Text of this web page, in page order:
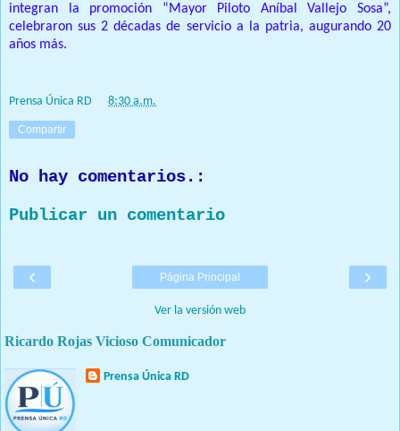
integran la promoción “Mayor Piloto Aníbal Vallejo Sosa”,
celebraron sus 2 décadas de servicio a la patria, augurando 20
años más.
Prensa Única RD 8:30 a.m.
Compartir
No hay comentarios.:
Publicar un comentario
‹ ›
Página Principal
Ver la versión web
Ricardo Rojas Vicioso Comunicador
Prensa Única RD